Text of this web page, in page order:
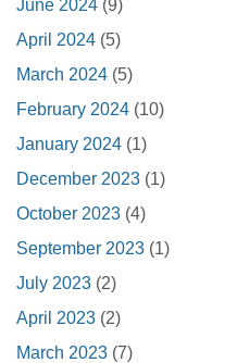
June 2024 (9)
April 2024 (5)
March 2024 (5)
February 2024 (10)
January 2024 (1)
December 2023 (1)
October 2023 (4)
September 2023 (1)
July 2023 (2)
April 2023 (2)
March 2023 (7)